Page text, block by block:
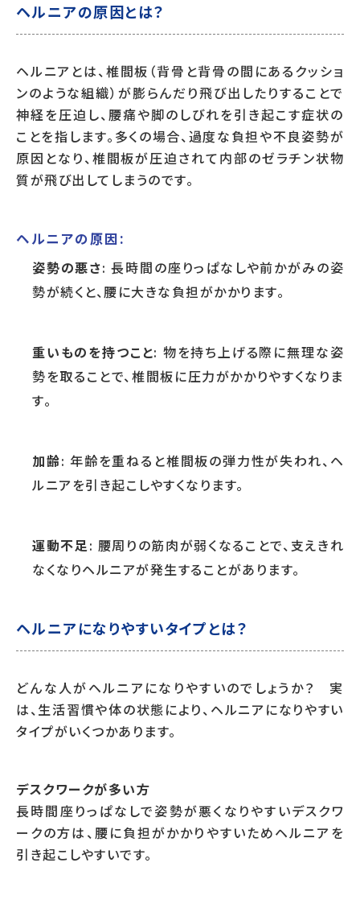
ヘルニアの原因とは？
ヘルニアとは、椎間板（背骨と背骨の間にあるクッショ
ンのような組織）が膨らんだり飛び出したりすることで
神経を圧迫し、腰痛や脚のしびれを引き起こす症状の
ことを指します。多くの場合、過度な負担や不良姿勢が
原因となり、椎間板が圧迫されて内部のゼラチン状物
質が飛び出してしまうのです。
ヘルニアの原因:
姿勢の悪さ: 長時間の座りっぱなしや前かがみの姿
勢が続くと、腰に大きな負担がかかります。
重いものを持つこと: 物を持ち上げる際に無理な姿
勢を取ることで、椎間板に圧力がかかりやすくなりま
す。
加齢: 年齢を重ねると椎間板の弾力性が失われ、ヘ
ルニアを引き起こしやすくなります。
運動不足: 腰周りの筋肉が弱くなることで、支えきれ
なくなりヘルニアが発生することがあります。
ヘルニアになりやすいタイプとは？
どんな人がヘルニアになりやすいのでしょうか？ 実
は、生活習慣や体の状態により、ヘルニアになりやすい
タイプがいくつかあります。
デスクワークが多い方
長時間座りっぱなしで姿勢が悪くなりやすいデスクワ
ークの方は、腰に負担がかかりやすいためヘルニアを
引き起こしやすいです。